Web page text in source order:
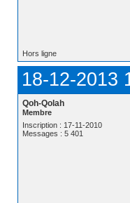
Hors ligne
18-12-2013
Qoh-Qolah
Membre
Inscription : 17-11-2010
Messages : 5 401